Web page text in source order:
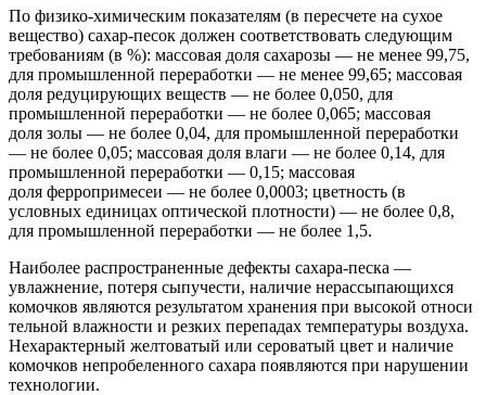
По физико-химическим показателям (в пересчете на сухое
вещество) сахар-песок должен соответствовать следующим
требованиям (в %): массовая доля сахарозы — не менее 99,75,
для промышленной переработки — не менее 99,65; массовая
доля редуцирующих веществ — не более 0,050, для
промышленной переработки — не более 0,065; массовая
доля золы — не более 0,04, для промышленной переработки
— не более 0,05; массовая доля влаги — не более 0,14, для
промышленной переработки — 0,15; массовая
доля ферропримесеи — не более 0,0003; цветность (в
условных единицах оптической плотности) — не более 0,8,
для промышленной переработки — не более 1,5.
Наиболее распространенные дефекты сахара-песка —
увлажнение, потеря сыпучести, наличие нерассыпающихся
комочков являются результатом хранения при высокой относи
тельной влажности и резких перепадах температуры воздуха.
Нехарактерный желтоватый или сероватый цвет и наличие
комочков непробеленного сахара появляются при нарушении
технологии.